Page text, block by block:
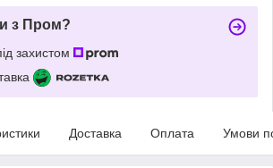
з Пром?
захистом
Доставка Оплата Умови